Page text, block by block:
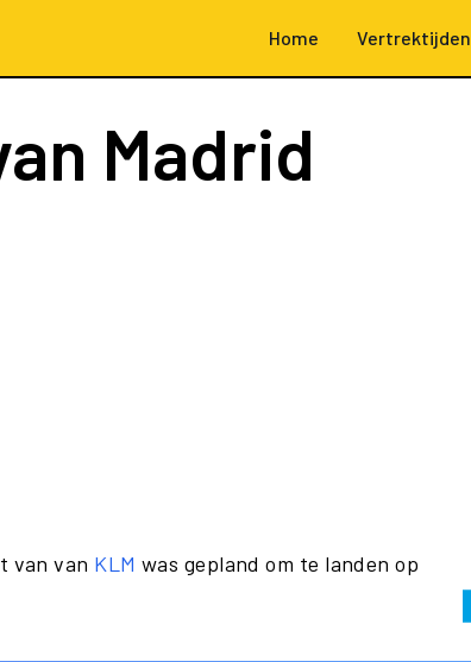
Home Vertrektijden
Madrid
van van KLM was gepland om te landen op